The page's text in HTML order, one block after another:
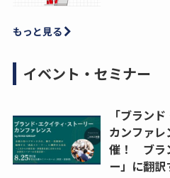
もっと見る
イベント・セミナー
「ブラン
カンファ
催！ ブラ
ー」に翻訳